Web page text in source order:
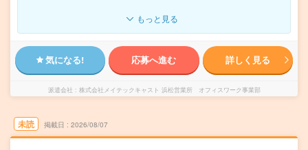
もっと見る
気になる! 応募へ進む 詳しく見る
派遣会社 株式会社メイテックキャスト 浜松営業所 オフィスワーク事業部
未読 掲載日 2026/08/07